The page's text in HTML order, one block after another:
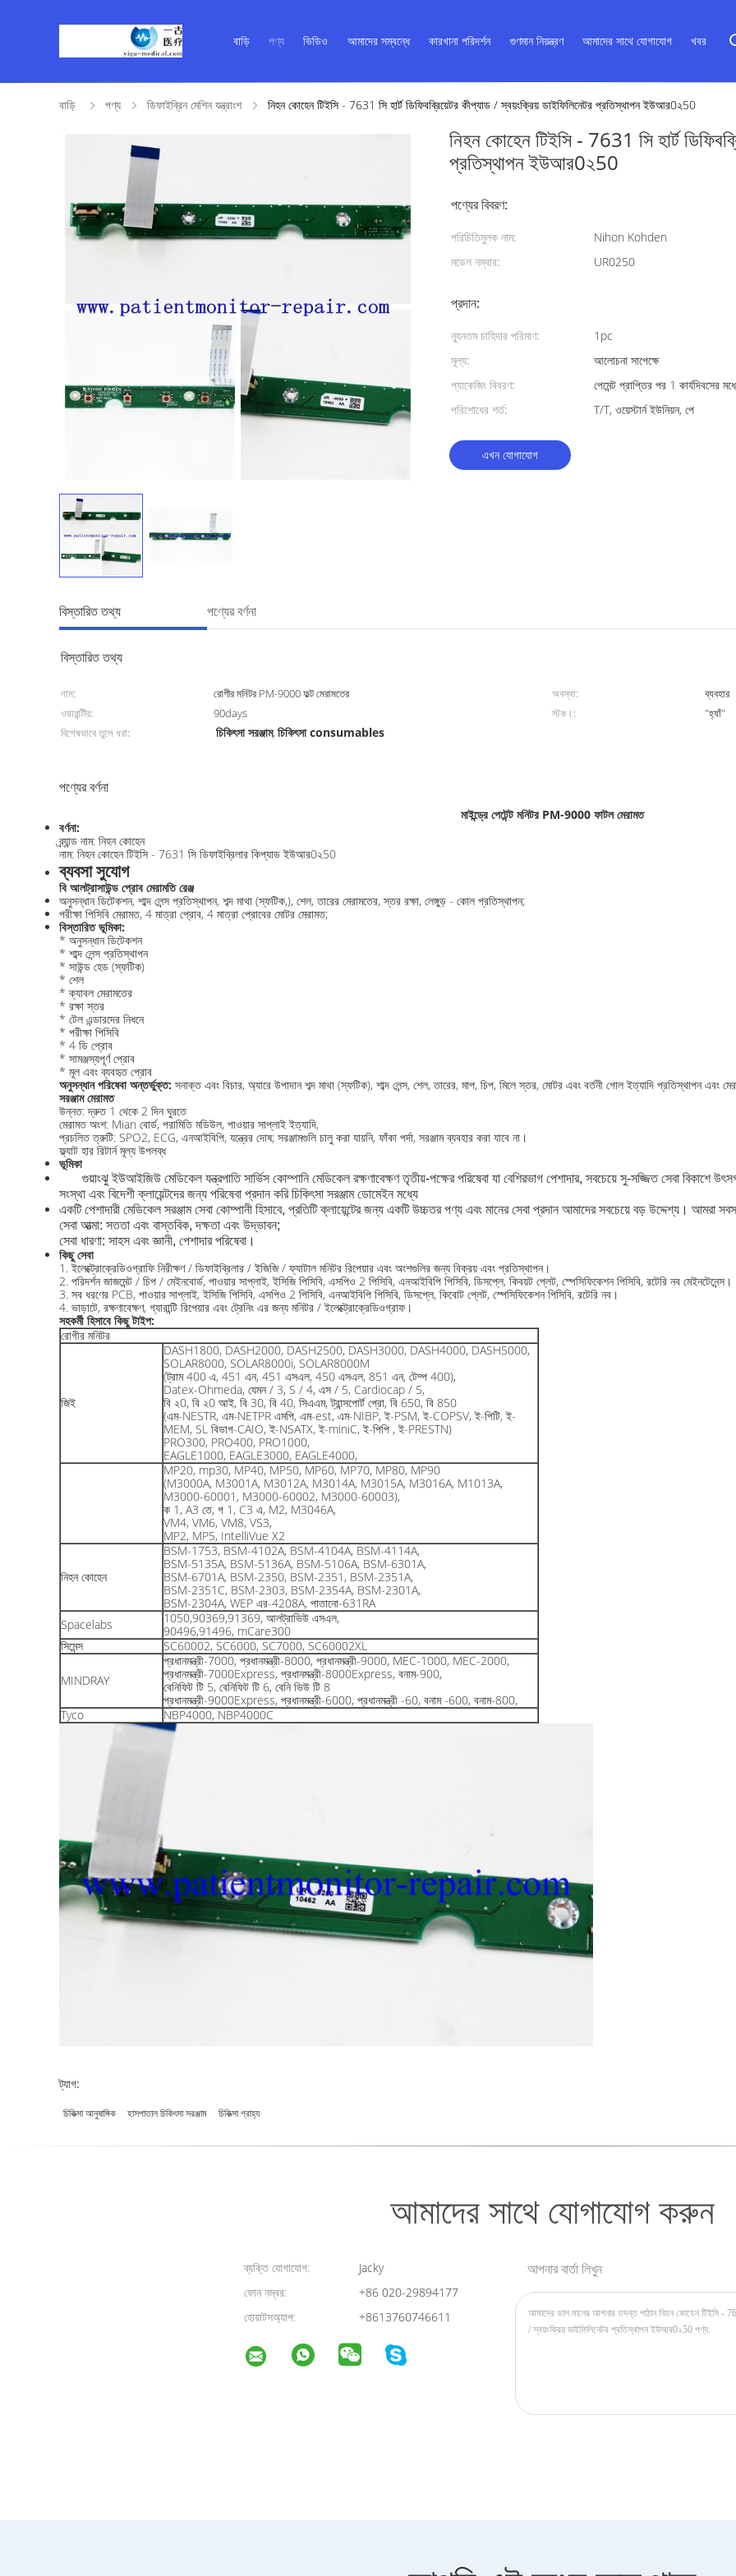
বাড়ি পণ্য ভিডিও আমাদের সম্বন্ধে কারখানা পরিদর্শন গুণমান নিয়ন্ত্রণ আমাদের সাথে যোগাযোগ খবর
বাড়ি পণ্য ডিফাইব্রিন মেশিন যন্ত্রাংশ নিহন কোহেন টিইসি - 7631 সি হার্ট ডিফিবব্রিয়েটর কীপ্যাড / স্বয়ংক্রিয় ডাইফিলিনেটর প্রতিস্থাপন ইউআর0২50
নিহন কোহেন টিইসি - 7631 সি হার্ট
প্রতিস্থাপন ইউআর0২50
পণ্যের বিবরণ:
পরিচিতিমুলক নাম:
Nihon Kohden
মডেল নম্বার:
UR0250
প্রদান:
ন্যূনতম চাহিদার পরিমাণ:
1pc
মূল্য:
আলোচনা সাপেক্ষে
প্যাকেজিং বিবরণ:
পেমেন্ট প্রাপ্তির পর 1 কার্যদিবসের
পরিশোধের শর্ত:
T/T, ওয়েস্টার্ন ইউনিয়ন, পে
এখন যোগাযোগ
বিস্তারিত তথ্য পণ্যের বর্ণনা
বিস্তারিত তথ্য
নাম: রোগীর মনিটর PM-9000 ফল্ট মেরামতের অবস্থা:
ব্যবহার
ওয়ারান্টীর:
90days স্টক।:
"হ্যাঁ"
বিশেষভাবে তুলে ধরা:
চিকিৎসা সরঞ্জাম,চিকিৎসা consumables
পণ্যের বর্ণনা
মাইন্ড্রে পেটেন্ট মনিটর PM-9000 ফাটল মেরামত
বর্ণনা:
ব্র্যান্ড নাম: নিহন কোহেন
নাম: নিহন কোহেন টিইসি - 7631 সি ডিফাইব্রিলার কিপ্যাড ইউআর0২50
ব্যবসা সুযোগ
বি আলট্রাসাউন্ড প্রোব মেরামতি রেঞ্জ
অনুসন্ধান ডিটেকশন, শাব্দ লেন্স প্রতিস্থাপন, শব্দ মাথা (স্ফটিক,), শেল, তারের মেরামতের, স্তর রক্ষা, লেঙ্গুড় - কোল প্রতিস্থাপন;
পরীক্ষা পিসিবি মেরামত, 4 মাত্রা প্রোব, 4 মাত্রা প্রোবের মোটর মেরামত;
বিস্তারিত ভূমিকা:
* অনুসন্ধান ডিটেকশন
* শাব্দ লেন্স প্রতিস্থাপন
* সাউন্ড হেড (স্ফটিক)
* শেল
* ক্যাবল মেরামতের
* রক্ষা স্তর
* টেল এন্ডারদের নিধনে
* পরীক্ষা পিসিবি
* 4 ডি প্রোব
* সামঞ্জস্যপূর্ণ প্রোব
* মূল এবং ব্যবহৃত প্রোব
অনুসন্ধান পরিষেবা অন্তর্ভুক্ত: সনাক্ত এবং বিচার, অ্যারে উপাদান শব্দ মাথা (স্ফটিক), শাব্দ লেন্স, শেল, তারের, মাপ, চিপ, মিলে স্তর, মোটর এবং বর্তনী গোল ইত্যাদি প্রতিস্থাপন এবং
সরঞ্জাম মেরামত
উন্নত: দ্রুত 1 থেকে 2 দিন ঘুরতে
মেরামত অংশ: Mian বোর্ড, পরামিতি মডিউল, পাওয়ার সাপ্লাই ইত্যাদি,
প্রচলিত ত্রুটি: SPO2, ECG, এনআইবিপি, যন্ত্রের দোষ; সরঞ্জামগুলি চালু করা যায়নি, ফাঁকা পর্দা, সরঞ্জাম ব্যবহার করা যাবে না।
ফ্ল্যাট হার রিটার্ন মূল্য উপলব্ধ
ভূমিকা
গুয়াংঝু ইউআইজিউ মেডিকেল যন্ত্রপাতি সার্ভিস কোম্পানি মেডিকেল রক্ষণাবেক্ষণ তৃতীয়-পক্ষের পরিষেবা যা বেশিরভাগ পেশাদার, সবচেয়ে সু-সজ্জিত সেবা বিকাশে
সংস্থা এবং বিদেশী ক্লায়েন্টদের জন্য পরিষেবা প্রদান করি চিকিৎসা সরঞ্জাম ডোমেইন মধ্যে
একটি পেশাদারী মেডিকেল সরঞ্জাম সেবা কোম্পানী হিসাবে, প্রতিটি ক্লায়েন্টের জন্য একটি উচ্চতর পণ্য এবং মানের সেবা প্রদান আমাদের সবচেয়ে বড় উদ্দেশ্য। আমরা
সেবা আত্মা: সততা এবং বাস্তবিক, দক্ষতা এবং উদ্ভাবন;
সেবা ধারণা: সাহস এবং জ্ঞানী, পেশাদার পরিষেবা।
কিছু সেবা
1. ইলেক্ট্রোক্রেডিওগ্রাফি নিরীক্ষণ / ডিফাইব্রিলার / ইজিজি / ফ্যাটাল মনিটর রিপেয়ার এবং অংশগুলির জন্য বিক্রয় এবং প্রতিস্থাপন।
2. পরিদর্শন জাজমেন্ট / চিপ / মেইনবোর্ড, পাওয়ার সাপ্লাই, ইসিজি পিসিবি, এসপিও 2 পিসিবি, এনআইবিপি পিসিবি, ডিসপ্লে, কিবয়ট প্লেট, স্পেসিফিকেশন পিসিবি, রটেরি নব মেইনটেনেন্স।
3. সব ধরণের PCB, পাওয়ার সাপ্লাই, ইসিজি পিসিবি, এসপিও 2 পিসিবি, এনআইবিপি পিসিবি, ডিসপ্লে, কিবোট প্লেট, স্পেসিফিকেশন পিসিবি, রটেরি নব।
4. ভাড়াটে, রক্ষণাবেক্ষণ, গ্যারান্টি রিপেয়ার এবং ট্রেনিং এর জন্য মনিটর / ইলেক্ট্রোক্রেডিওগ্রাফ।
সহকর্মী হিসাবে কিছু টাইপ:
রোগীর মনিটর
জিই
DASH1800, DASH2000, DASH2500, DASH3000, DASH4000, DASH5000,
SOLAR8000, SOLAR8000i, SOLAR8000M
(ট্রাম 400 এ, 451 এন, 451 এসএল, 450 এসএল, 851 এন, টেম্প 400),
Datex-Ohmeda, যেমন / 3, S / 4, এস / 5, Cardiocap / 5,
বি ২0, বি ২0 আই, বি 30, বি 40, সিএএম, ট্রান্সপোর্ট প্রো, বি 650, বি 850
(এম-NESTR, এম-NETPR এমপি, এম-est, এম-NIBP, ই-PSM, ই-COPSV, ই-পিটি, ই-
MEM, SL বিভাগ-CAIO, ই-NSATX, ই-miniC, ই-পিপি , ই-PRESTN)
PRO300, PRO400, PRO1000,
EAGLE1000, EAGLE3000, EAGLE4000,
MP20, mp30, MP40, MP50, MP60, MP70, MP80, MP90
(M3000A, M3001A, M3012A, M3014A, M3015A, M3016A, M1013A,
M3000-60001, M3000-60002, M3000-60003),
ক 1, A3 তে, গ 1, C3 এ, M2, M3046A,
VM4, VM6, VM8, VS3,
MP2, MP5, IntelliVue X2
নিহন কোহেন
BSM-1753, BSM-4102A, BSM-4104A, BSM-4114A,
BSM-5135A, BSM-5136A, BSM-5106A, BSM-6301A,
BSM-6701A, BSM-2350, BSM-2351, BSM-2351A,
BSM-2351C, BSM-2303, BSM-2354A, BSM-2301A,
BSM-2304A, WEP এর-4208A, পাতানো-631RA
Spacelabs
1050,90369,91369, আলট্রাভিউ এসএল,
90496,91496, mCare300
সিমেন্স
SC60002, SC6000, SC7000, SC60002XL
MINDRAY
প্রধানমন্ত্রী-7000, প্রধানমন্ত্রী-8000, প্রধানমন্ত্রী-9000, MEC-1000, MEC-2000,
প্রধানমন্ত্রী-7000Express, প্রধানমন্ত্রী-8000Express, বনাম-900,
বেনিফিট টি 5, বেনিফিট টি 6, বেনি ভিউ টি 8
প্রধানমন্ত্রী-9000Express, প্রধানমন্ত্রী-6000, প্রধানমন্ত্রী -60, বনাম -600, বনাম-800,
Tyco
NBP4000, NBP4000C
ট্যাগ:
চিকিত্সা আনুষাঙ্গিক হাসপাতাল চিকিৎসা সরঞ্জাম চিকিত্সা গ্রাহ্য
আমাদের সাথে যোগাযোগ করুন
ব্যক্তি যোগাযোগ:
Jacky
ফোন নম্বর:
+86 020-29894177
হোয়াটসঅ্যাপ:
+8613760746611
আপনার বার্তা লিখুন